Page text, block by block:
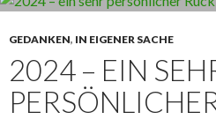
GEDANKEN, IN EIGENER SACHE
2024 – EIN